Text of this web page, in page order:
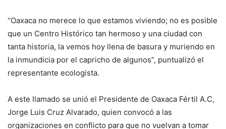
“Oaxaca no merece lo que estamos viviendo; no es posible
que un Centro Histórico tan hermoso y una ciudad con
tanta historia, la vemos hoy llena de basura y muriendo en
la inmundicia por el capricho de algunos”, puntualizó el
representante ecologista.
A este llamado se unió el Presidente de Oaxaca Fértil A.C,
Jorge Luis Cruz Alvarado, quien convocó a las
organizaciones en conflicto para que no vuelvan a tomar